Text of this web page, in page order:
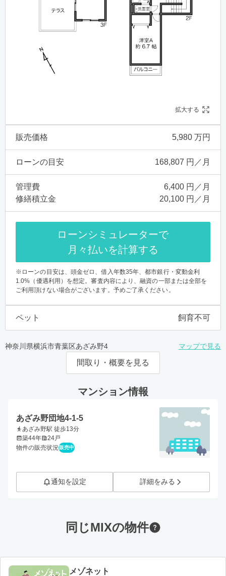
拡大する
販売価格 5,980 万円
ローンの目安 168,807 円／月
管理費
6,400 円／月
修繕積立金
20,100 円／月
ローンシミュレーターで
月々払いを計算する
※ローンの目安は、頭金ゼロ、借入年数35年、都市銀行・変動金利
1.0%（優遇利用）を想定。審査内容により、融資の一部または全部を
ご利用頂けない場合がございます。予めご了承ください。
ペット 飼育不可
神奈川県横浜市青葉区あざみ野4 マップで見る
間取り・概要を見る
マンション情報
あざみ野団地4-1-5
あざみ野駅 徒歩13分
築44年
24戸
物件の販売状況 販売中
通知を設定 詳細をみる
同じMIXの物件
メゾネット